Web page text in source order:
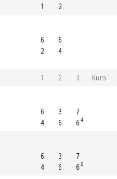
1
2
6
2
6
4
1 2 3
Kurs
6
4
3
6
7
64
6
4
3
6
7
66